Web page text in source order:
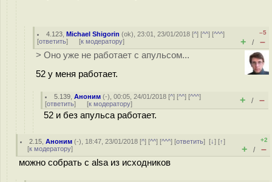
4.123 ,Michael Shigorin (ok), 23:01, 23/01/2018 [^] [^^] [^^^]
[ответить] [к модератору]
–5
+ / –
> Оно уже не работает с апульсом...
52 у меня работает.
5.139 ,Аноним (-), 00:05, 24/01/2018 [^] [^^] [^^^]
[ответить] [к модератору] + / –
52 и без апульса работает.
2.15 ,Аноним (-), 18:47, 23/01/2018 [^] [^^] [^^^] [ответить][↓] [↑]
[к модератору]
+2
+ / –
можно собрать с alsa из исходников